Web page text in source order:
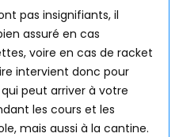
pas insignifiants, il
assuré en cas
voire en cas de racket
intervient donc pour
peut arriver à votre
les cours et les
mais aussi à la cantine.